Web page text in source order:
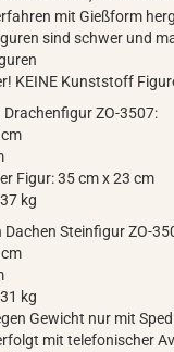
mit Gießform
sind schwer und
KEINE Kunststoff
Drachenfigur ZO-3507:
Figur: 35 cm x 23 cm
kg
Dachen Steinfigur ZO-
kg
Gewicht nur mit
mit telefonischer